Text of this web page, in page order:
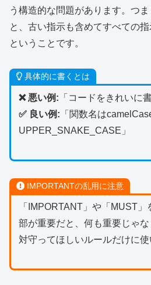
う構造的な問題があります。つ
と、古い指示も含めてすべての
ということです。
具体的に書くとは
❌ 悪い例: 「コードをきれいに
✅ 良い例: 「関数名は
UPPER_SNAKE_CASE」
IMPORTANTの乱用に注意
「IMPORTANT」や「MUST
部が重要だと、何も重要じゃ
対守ってほしいルールだけに使